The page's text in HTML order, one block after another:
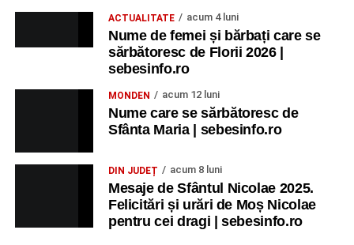
ACTUALITATE acum 4 luni
Nume de femei și bărbați care se
sărbătoresc de Florii 2026 |
sebesinfo.ro
MONDEN acum 12 luni
Nume care se sărbătoresc de
Sfânta Maria | sebesinfo.ro
DIN JUDEȚ acum 8 luni
Mesaje de Sfântul Nicolae 2025.
Felicitări și urări de Moș Nicolae
pentru cei dragi | sebesinfo.ro